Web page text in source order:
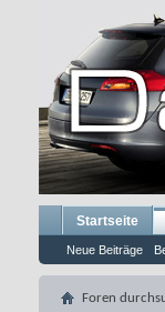
Startseite
Neue Beiträge
Foren